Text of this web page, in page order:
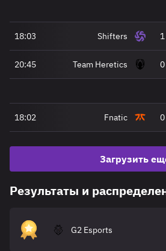
18:03 Shifters 1
20:45 Team Heretics 0
18:02 Fnatic 0
Загрузить
Результаты и
G2 Esports